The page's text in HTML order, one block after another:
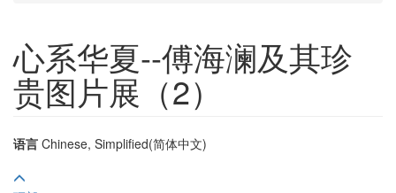
心系华夏--傅海澜及其珍
贵图片展（2）
语言 Chinese, Simplified(简体中文)